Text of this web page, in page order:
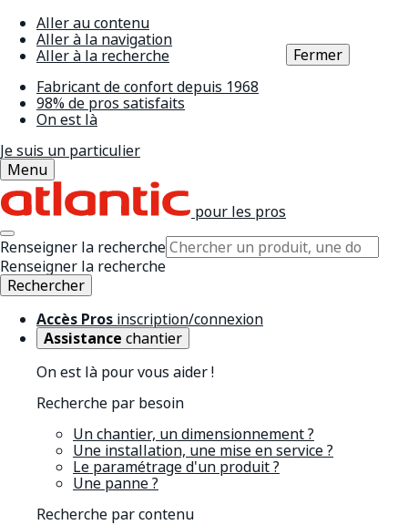
Aller au contenu
Aller à la navigation
Aller à la recherche
Fabricant de confort depuis 1968
98% de pros satisfaits
On est là
Je suis un particulier
Menu
pour les pros
Renseigner la recherche
Renseigner la recherche
Rechercher
Accès Pros inscription/connexion
Assistance chantier
On est là pour vous aider !
Recherche par besoin
Un chantier, un dimensionnement ?
Une installation, une mise en service ?
Le paramétrage d'un produit ?
Une panne ?
Recherche par contenu
Fermer